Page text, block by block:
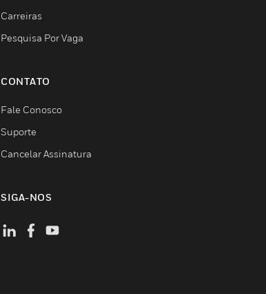
Carreiras
Pesquisa Por Vaga
CONTATO
Fale Conosco
Suporte
Cancelar Assinatura
SIGA-NOS